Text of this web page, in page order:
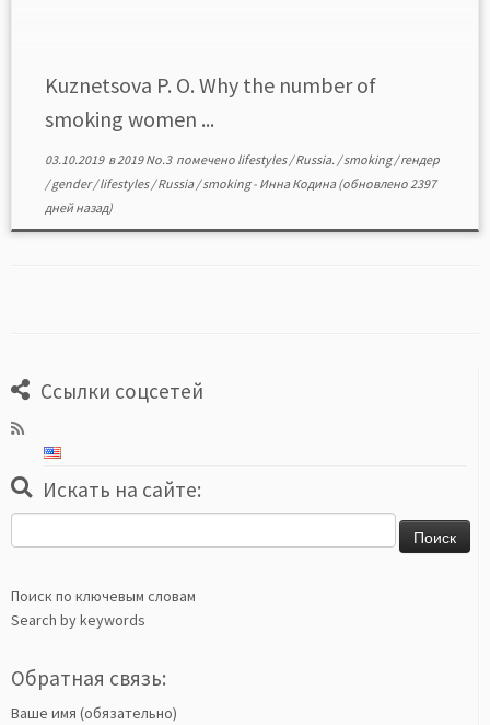
Kuznetsova P. O. Why the number of
smoking women ...
03.10.2019в2019 No.3 помечено lifestyles/Russia. /smoking/гендер
/gender/lifestyles/Russia/smoking- Инна Кодина(обновлено 2397
дней назад)
Ссылки соцсетей
Искать на сайте:
Поиск по ключевым словам
Search by keywords
Обратная связь:
Ваше имя (обязательно)